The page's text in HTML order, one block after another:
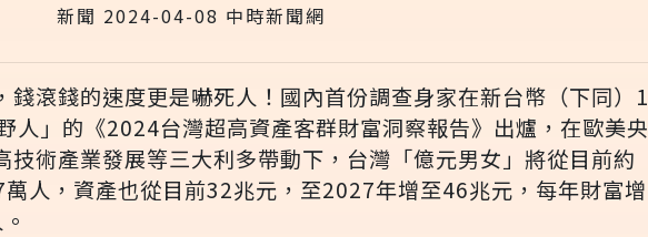
新聞 2024-04-08 中時新聞網
錢滾錢的速度更是嚇死人！國內首份調查身家在新台幣（下同）1
人」的《2024台灣超高資產客群財富洞察報告》出爐，在歐美央
技術產業發展等三大利多帶動下，台灣「億元男女」將從目前約
人，資產也從目前32兆元，至2027年增至46兆元，每年財富增